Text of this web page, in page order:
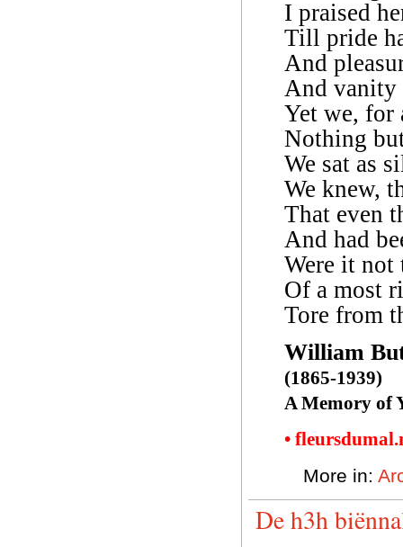
I praised
Till pride
And
And
Yet we, for
Nothing
We sat as
We knew,
That even
And had
Were it not
Of a most
Tore from
William
(1865-1939)
A Memory of
•
More in:
De h3h